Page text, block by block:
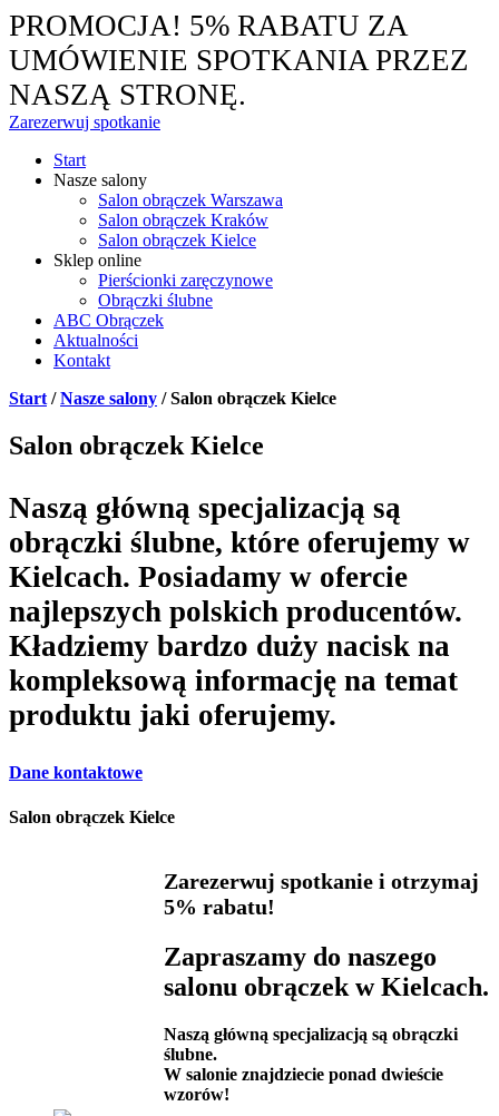
PROMOCJA! 5% RABATU ZA
UMÓWIENIE SPOTKANIA PRZEZ
NASZĄ STRONĘ.
Zarezerwuj spotkanie
Start
Nasze salony
Salon obrączek Warszawa
Salon obrączek Kraków
Salon obrączek Kielce
Sklep online
Pierścionki zaręczynowe
Obrączki ślubne
ABC Obrączek
Aktualności
Kontakt
Start /Nasze salony /Salon obrączek Kielce
Salon obrączek Kielce
Naszą główną specjalizacją są
obrączki ślubne, które oferujemy w
Kielcach. Posiadamy w ofercie
najlepszych polskich producentów.
Kładziemy bardzo duży nacisk na
kompleksową informację na temat
produktu jaki oferujemy.
Dane kontaktowe
Salon obrączek Kielce
Zarezerwuj spotkanie i otrzymaj
5% rabatu!
Zapraszamy do naszego
salonu obrączek w Kielcach.
Naszą główną specjalizacją są obrączki
ślubne.
W salonie znajdziecie ponad dwieście
wzorów!